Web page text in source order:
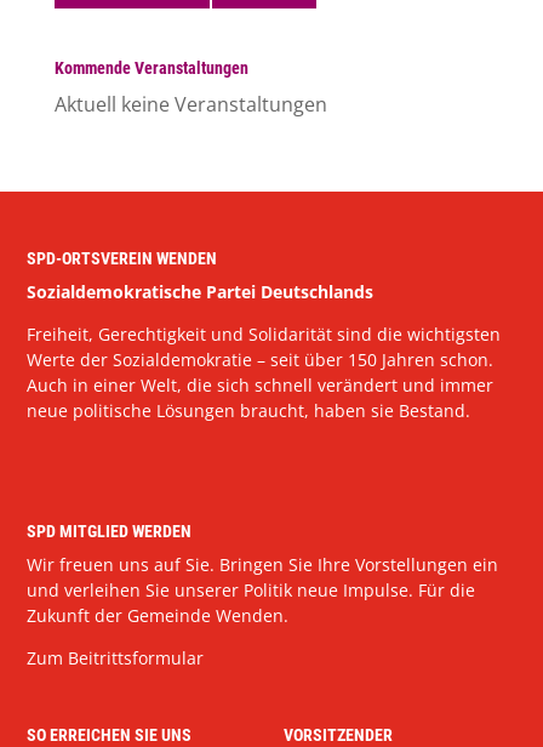
Kommende Veranstaltungen
Aktuell keine Veranstaltungen
SPD-ORTSVEREIN WENDEN
Sozialdemokratische Partei Deutschlands
Freiheit, Gerechtigkeit und Solidarität sind die wichtigsten
Werte der Sozialdemokratie – seit über 150 Jahren schon.
Auch in einer Welt, die sich schnell verändert und immer
neue politische Lösungen braucht, haben sie Bestand.
SPD MITGLIED WERDEN
Wir freuen uns auf Sie. Bringen Sie Ihre Vorstellungen ein
und verleihen Sie unserer Politik neue Impulse. Für die
Zukunft der Gemeinde Wenden.
Zum Beitrittsformular
SO ERREICHEN SIE UNS VORSITZENDER